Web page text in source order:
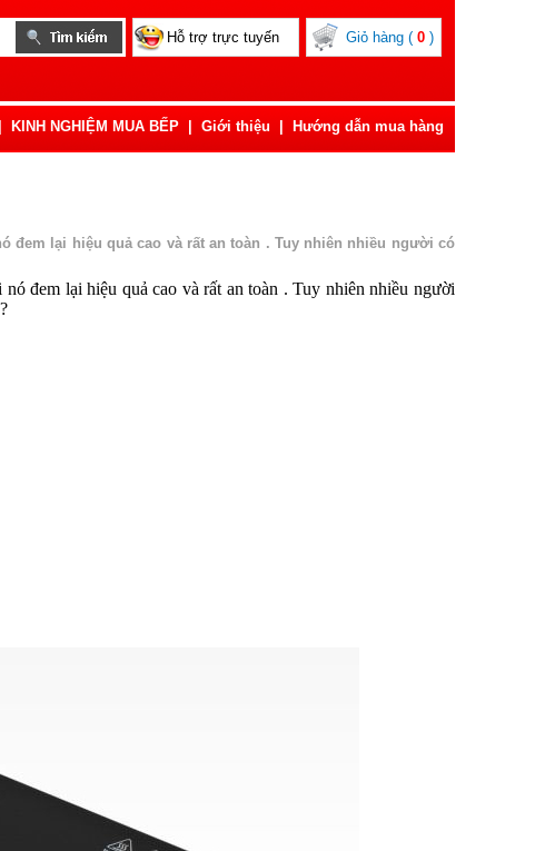
Giỏ hàng ( 0 )
Hỗ trợ trực tuyến
KINH NGHIỆM MUA BẾP Giới thiệu Hướng dẫn mua hàng
lại hiệu quả cao và rất an toàn . Tuy nhiên nhiều người có
đem lại hiệu quả cao và rất an toàn . Tuy nhiên nhiều người